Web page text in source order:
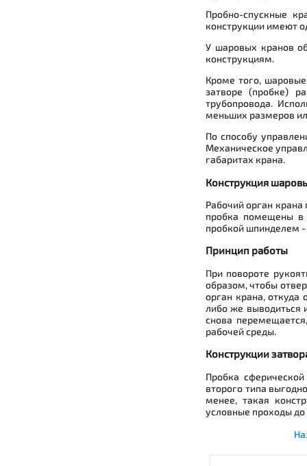
Пробно-спускные
конструкции имеют
У шаровых кранов
конструкциям.
Кроме того,
затворе (пробке)
трубопровода.
меньших размеров
По способу
Механическое
габаритах крана.
Конструкция
Рабочий орган
пробка помещены в
пробкой шпинделем -
Принцип работы
При повороте
образом, чтобы
орган крана, откуда
либо же выводиться
снова
рабочей среды.
Конструкции
Пробка
второго типа
менее, такая
условные проходы